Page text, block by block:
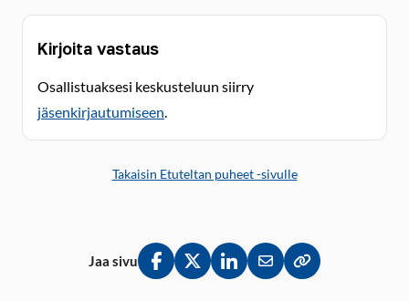
Kirjoita vastaus
Osallistuaksesi keskusteluun siirry
jäsenkirjautumiseen.
Takaisin Etuteltan puheet -sivulle
Jaa sivu
Jaa Facebookissa
Jaa Twitterissä
Jaa LinkedInissä
Jaa sähköpostitse
Kopioi linkki